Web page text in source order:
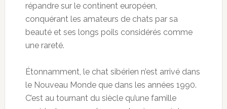
répandre sur le continent européen,
conquérant les amateurs de chats par sa
beauté et ses longs poils considérés comme
une rareté.
Étonnamment, le chat sibérien n’est arrivé dans
le Nouveau Monde que dans les années 1990.
C’est au tournant du siècle qu’une famille